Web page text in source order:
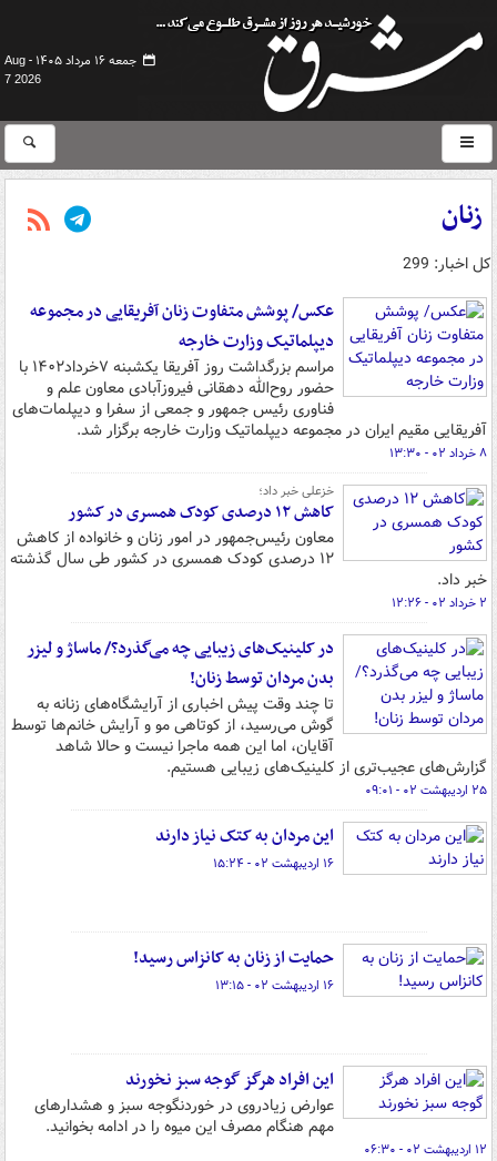
جمعه ۱۶ مرداد ۱۴۰۵ -
Aug
7 2026
زنان
کل اخبار: 299
عکس/ پوشش متفاوت زنان آفریقایی در مجموعه
دیپلماتیک وزارت خارجه
مراسم بزرگداشت روز آفریقا یکشبنه ۷خرداد۱۴۰۲ با
حضور روح‌الله دهقانی فیروزآبادی معاون علم و
فناوری رئیس جمهور و جمعی از سفرا و دیپلمات‌های
آفریقایی مقیم ایران در مجموعه دیپلماتیک وزارت خارجه برگزار شد.
۸ خرداد ۰۲ - ۱۳:۳۰
خزعلی خبر داد؛
کاهش ۱۲ درصدی کودک همسری در کشور
معاون رئیس‌جمهور در امور زنان و خانواده از کاهش
۱۲ درصدی کودک همسری در کشور طی سال گذشته
خبر داد.
۲ خرداد ۰۲ - ۱۲:۲۶
در کلینیک‌های زیبایی چه می‌گذرد؟/ ماساژ و لیزر
بدن مردان توسط زنان!
تا چند وقت پیش اخباری از آرایشگاه‌های زنانه به
گوش می‌رسید، از کوتاهی مو و آرایش خانم‌ها توسط
آقایان، اما این همه ماجرا نیست و حالا شاهد
گزارش‌های عجیب‌تری از کلینیک‌های زیبایی هستیم.
۲۵ اردیبهشت ۰۲ - ۰۹:۰۱
این مردان به کتک نیاز دارند
۱۶ اردیبهشت ۰۲ - ۱۵:۲۴
حمایت از زنان به کانزاس رسید!
۱۶ اردیبهشت ۰۲ - ۱۳:۱۵
این افراد هرگز گوجه سبز نخورند
عوارض زیادروی در خوردنگوجه سبز و هشدارهای
مهم هنگام مصرف این میوه را در ادامه بخوانید.
۱۲ اردیبهشت ۰۲ - ۰۶:۳۰